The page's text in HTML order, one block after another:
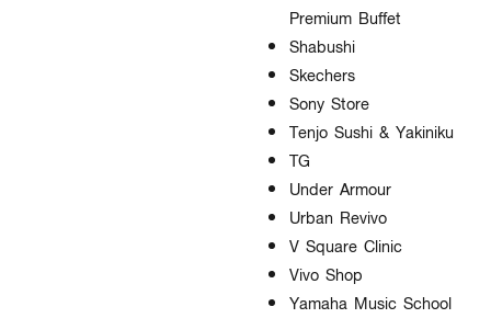
Premium Buffet
Shabushi
Skechers
Sony Store
Tenjo Sushi & Yakiniku
TG
Under Armour
Urban Revivo
V Square Clinic
Vivo Shop
Yamaha Music School